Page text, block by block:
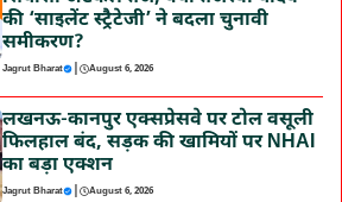
की ‘साइलेंट स्ट्रैटेजी’ ने बदला चुनावी
समीकरण?
Jagrut Bharat | August 6, 2026
लखनऊ-कानपुर एक्सप्रेसवे पर टोल वसूली
फिलहाल बंद, सड़क की खामियों पर NHAI
का बड़ा एक्शन
Jagrut Bharat | August 6, 2026